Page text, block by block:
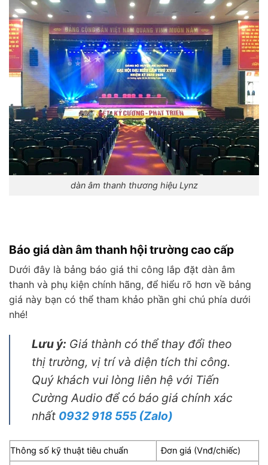
dàn âm thanh thương hiệu Lynz
Báo giá dàn âm thanh hội trường cao cấp
Dưới đây là bảng báo giá thi công lắp đặt dàn âm
thanh và phụ kiện chính hãng, để hiểu rõ hơn về bảng
giá này bạn có thể tham khảo phần ghi chú phía dưới
nhé!
Lưu ý: Giá thành có thể thay đổi theo
thị trường, vị trí và diện tích thi công.
Quý khách vui lòng liên hệ với Tiến
Cường Audio để có báo giá chính xác
nhất 0932 918 555 (Zalo)
Thông số kỹ thuật tiêu chuẩn
Đơn giá (Vnđ/chiếc)